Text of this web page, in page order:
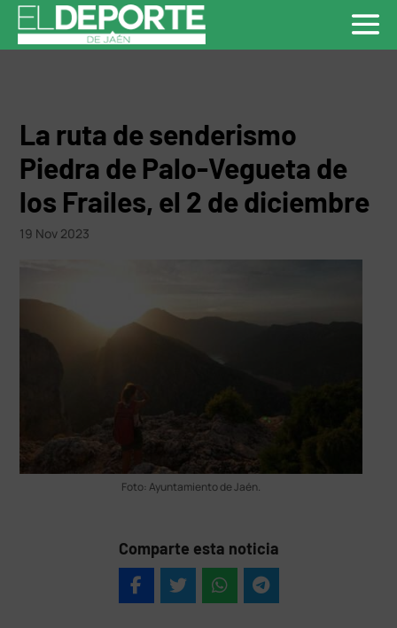
La ruta de senderismo
Piedra de Palo-Vegueta de
los Frailes, el 2 de diciembre
19 Nov 2023
Foto: Ayuntamiento de Jaén.
Comparte esta noticia